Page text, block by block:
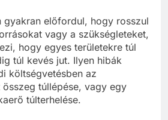
gyakran előfordul, hogy rosszul
vagy a szükségleteket,
hogy egyes területekre túl
túl kevés jut. Ilyen hibák
költségvetésben az
túllépése, vagy egy
túlterhelése.